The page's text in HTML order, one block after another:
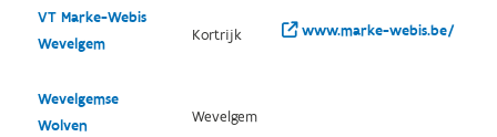
VT Marke-Webis
Wevelgem
Kortrijk www.marke-webis.be/
Wevelgemse
Wolven
Wevelgem